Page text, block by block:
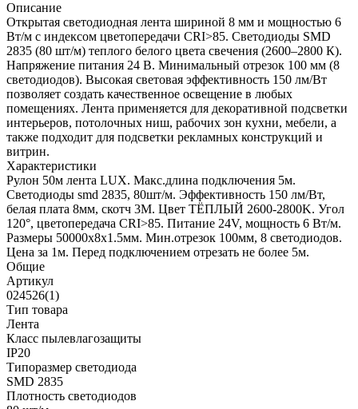
Описание
Открытая светодиодная лента шириной 8 мм и мощностью 6
Вт/м с индексом цветопередачи CRI>85. Светодиоды SMD
2835 (80 шт/м) теплого белого цвета свечения (2600–2800 К).
Напряжение питания 24 В. Минимальный отрезок 100 мм (8
светодиодов). Высокая световая эффективность 150 лм/Вт
позволяет создать качественное освещение в любых
помещениях. Лента применяется для декоративной подсветки
интерьеров, потолочных ниш, рабочих зон кухни, мебели, а
также подходит для подсветки рекламных конструкций и
витрин.
Характеристики
Рулон 50м лента LUX. Макс.длина подключения 5м.
Светодиоды smd 2835, 80шт/м. Эффективность 150 лм/Вт,
белая плата 8мм, скотч 3М. Цвет ТЁПЛЫЙ 2600-2800K. Угол
120°, цветопередача CRI>85. Питание 24V, мощность 6 Вт/м.
Размеры 50000х8х1.5мм. Мин.отрезок 100мм, 8 светодиодов.
Цена за 1м. Перед подключением отрезать не более 5м.
Общие
Артикул
024526(1)
Тип товара
Лента
Класс пылевлагозащиты
IP20
Типоразмер светодиода
SMD 2835
Плотность светодиодов